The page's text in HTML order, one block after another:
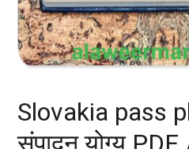
Slovakia pass